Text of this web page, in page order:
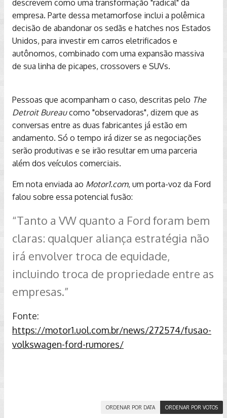
descrevem como uma transformação "radical" da
empresa. Parte dessa metamorfose inclui a polêmica
decisão de abandonar os sedãs e hatches nos Estados
Unidos, para investir em carros eletrificados e
autônomos, combinado com uma expansão massiva
de sua linha de picapes, crossovers e SUVs.
Pessoas que acompanham o caso, descritas pelo The
Detroit Bureau como "observadoras", dizem que as
conversas entre as duas fabricantes já estão em
andamento. Só o tempo irá dizer se as negociações
serão produtivas e se irão resultar em uma parceria
além dos veículos comerciais.
Em nota enviada ao Motor1.com, um porta-voz da Ford
falou sobre essa potencial fusão:
“Tanto a VW quanto a Ford foram bem
claras: qualquer aliança estratégia não
irá envolver troca de equidade,
incluindo troca de propriedade entre as
empresas.”
Fonte:
https://motor1.uol.com.br/news/272574/fusao-
volkswagen-ford-rumores/
ORDENAR POR VOTOS
ORDENAR POR DATA